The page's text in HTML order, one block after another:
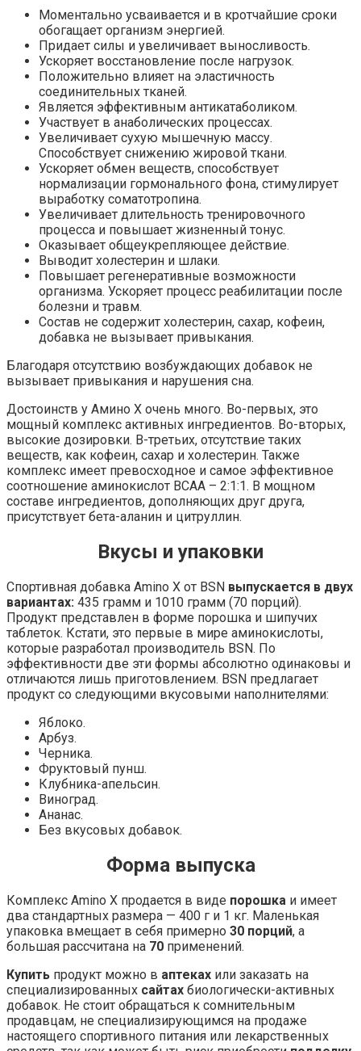
Моментально усваивается и в кротчайшие сроки
обогащает организм энергией.
Придает силы и увеличивает выносливость.
Ускоряет восстановление после нагрузок.
Положительно влияет на эластичность
соединительных тканей.
Является эффективным антикатаболиком.
Участвует в анаболических процессах.
Увеличивает сухую мышечную массу.
Способствует снижению жировой ткани.
Ускоряет обмен веществ, способствует
нормализации гормонального фона, стимулирует
выработку соматотропина.
Увеличивает длительность тренировочного
процесса и повышает жизненный тонус.
Оказывает общеукрепляющее действие.
Выводит холестерин и шлаки.
Повышает регенеративные возможности
организма. Ускоряет процесс реабилитации после
болезни и травм.
Состав не содержит холестерин, сахар, кофеин,
добавка не вызывает привыкания.
Благодаря отсутствию возбуждающих добавок не
вызывает привыкания и нарушения сна.
Достоинств у Амино Х очень много. Во-первых, это
мощный комплекс активных ингредиентов. Во-вторых,
высокие дозировки. В-третьих, отсутствие таких
веществ, как кофеин, сахар и холестерин. Также
комплекс имеет превосходное и самое эффективное
соотношение аминокислот BCAA – 2:1:1. В мощном
составе ингредиентов, дополняющих друг друга,
присутствует бета-аланин и цитруллин.
Вкусы и упаковки
Спортивная добавка Amino X от BSN выпускается в двух
вариантах: 435 грамм и 1010 грамм (70 порций).
Продукт представлен в форме порошка и шипучих
таблеток. Кстати, это первые в мире аминокислоты,
которые разработал производитель BSN. По
эффективности две эти формы абсолютно одинаковы и
отличаются лишь приготовлением. BSN предлагает
продукт со следующими вкусовыми наполнителями:
Яблоко.
Арбуз.
Черника.
Фруктовый пунш.
Клубника-апельсин.
Виноград.
Ананас.
Без вкусовых добавок.
Форма выпуска
Комплекс Amino X продается в виде порошка и имеет
два стандартных размера — 400 г и 1 кг. Маленькая
упаковка вмещает в себя примерно 30 порций, а
большая рассчитана на 70 применений.
Купить продукт можно в аптеках или заказать на
специализированных сайтах биологически-активных
добавок. Не стоит обращаться к сомнительным
продавцам, не специализирующимся на продаже
настоящего спортивного питания или лекарственных